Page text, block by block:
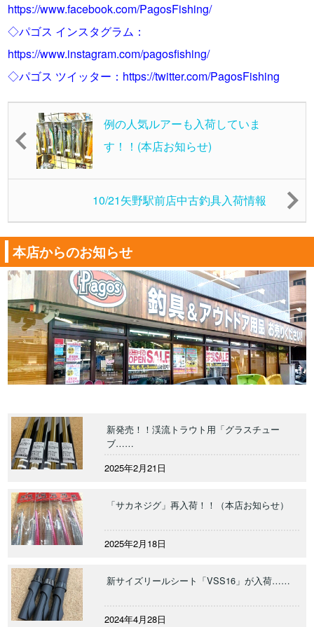
https://www.facebook.com/PagosFishing/
◇パゴス インスタグラム：
https://www.instagram.com/pagosfishing/
◇パゴス ツイッター： https://twitter.com/PagosFishing
例の人気ルアーも入荷していま
す！！(本店お知らせ)
10/21矢野駅前店中古釣具入荷情報
本店からのお知らせ
新発売！！渓流トラウト用「グラスチュー
ブ……
2025年2月21日
「サカネジグ」再入荷！！（本店お知らせ）
2025年2月18日
新サイズリールシート「VSS16」が入荷……
2024年4月28日